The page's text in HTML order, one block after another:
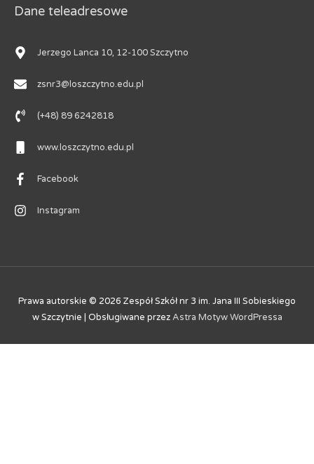
Dane teleadresowe
Jerzego Lanca 10, 12-100 Szczytno
zsnr3@loszczytno.edu.pl
(+48) 89 6242818
www.loszczytno.edu.pl
Facebook
Instagram
Prawa autorskie © 2026 Zespół Szkół nr 3 im. Jana III Sobieskiego
w Szczytnie | Obsługiwane przezAstra Motyw WordPressa